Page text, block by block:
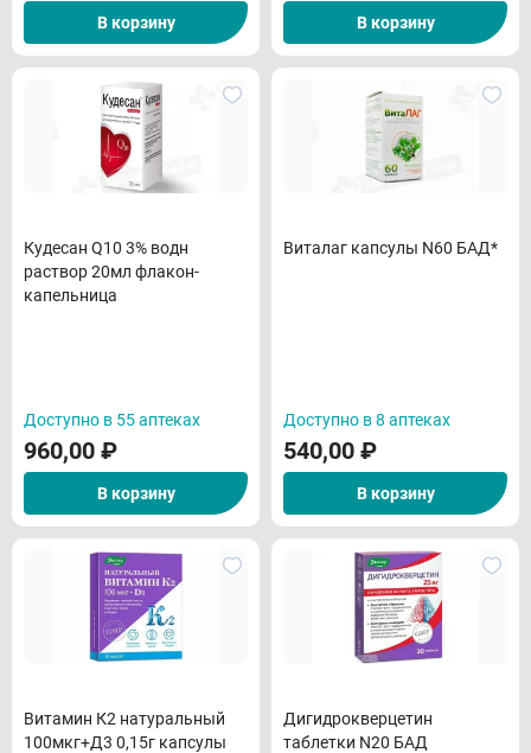
В корзину В корзину
Кудесан Q10 3% водн
раствор 20мл флакон-
капельница
Доступно в 55 аптеках
960,00 ₽
В корзину
Виталаг капсулы N60 БАД*
Доступно в 8 аптеках
540,00 ₽
В корзину
Витамин К2 натуральный
100мкг+Д3 0,15г капсулы
Дигидрокверцетин
таблетки N20 БАД